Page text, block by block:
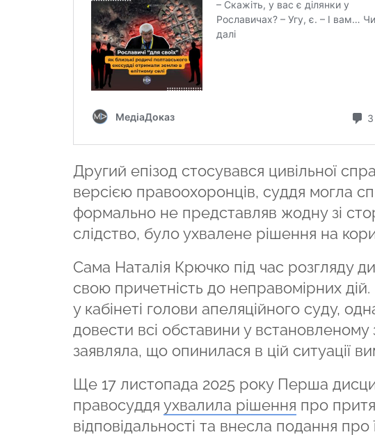
Другий епізод стосувався цивільної
версією правоохоронців, суддя могла
формально не представляв жодну зі
слідство, було ухвалене рішення на
Сама Наталія Крючко під час розгляду
свою причетність до неправомірних
у кабінеті голови апеляційного суду,
довести всі обставини у
заявляла, що опинилася в цій ситуації
Ще 17 листопада 2025 року Перша
правосуддя ухвалила рішення про
відповідальності та внесла подання про